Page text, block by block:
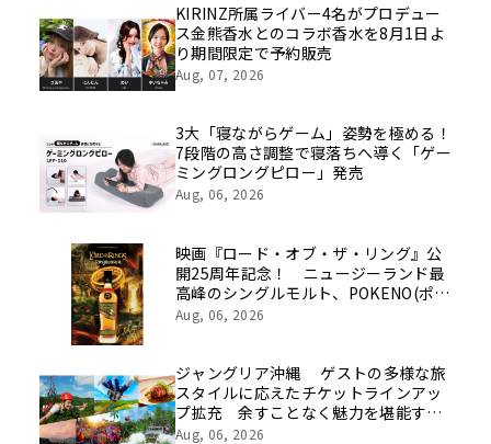
像を公開！
KIRINZ所属ライバー4名がプロデュー
ス金熊香水とのコラボ香水を8月1日よ
り期間限定で予約販売
Aug, 07, 2026
3大「寝ながらゲーム」姿勢を極める！
7段階の高さ調整で寝落ちへ導く「ゲー
ミングロングピロー」発売
Aug, 06, 2026
映画『ロード・オブ・ザ・リング』公
開25周年記念！ ニュージーランド最
高峰のシングルモルト、POKENO(ポケ
ノ)より 数量限定ウイスキー「リング
Aug, 06, 2026
ジャングリア沖縄 ゲストの多様な旅
スタイルに応えたチケットラインアッ
プ拡充 余すことなく魅力を堪能する
「ロイヤルチケット」新登場
Aug, 06, 2026